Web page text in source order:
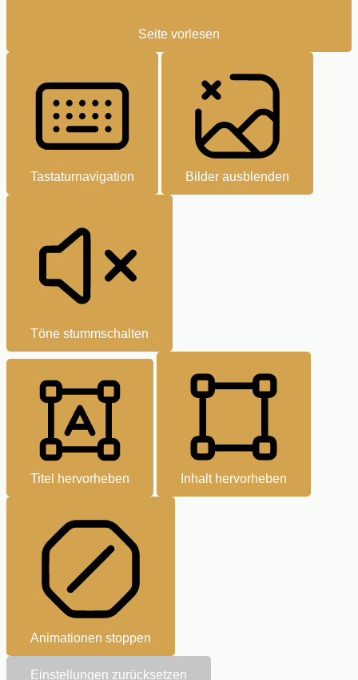
Seite vorlesen
Tastaturnavigation Bilder ausblenden
Töne stummschalten
Titel hervorheben Inhalt hervorheben
Animationen stoppen
Einstellungen zurücksetzen